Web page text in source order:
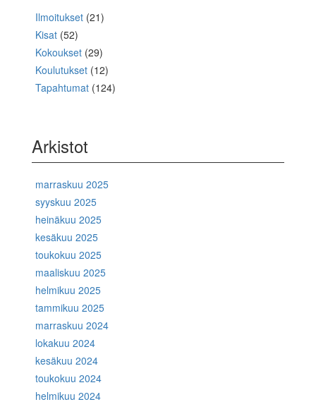
Ilmoitukset (21)
Kisat (52)
Kokoukset (29)
Koulutukset (12)
Tapahtumat (124)
Arkistot
marraskuu 2025
syyskuu 2025
heinäkuu 2025
kesäkuu 2025
toukokuu 2025
maaliskuu 2025
helmikuu 2025
tammikuu 2025
marraskuu 2024
lokakuu 2024
kesäkuu 2024
toukokuu 2024
helmikuu 2024